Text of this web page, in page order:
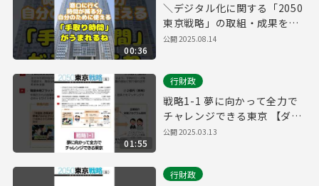
00:36
＼デジタル化に関する「2050
東京戦略」の取組・成果をご
紹介！／
公開2025.08.14
01:55
行財政
戦略1-1 夢に向かって全力で
チャレンジできる東京 【ダイ
バーシティ】
公開2025.03.13
行財政